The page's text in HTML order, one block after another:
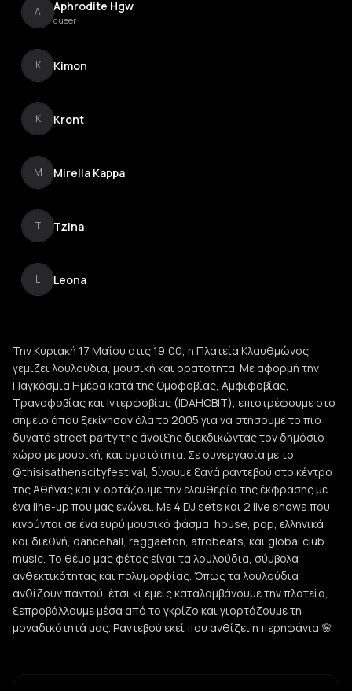
A Aphrodite Hgw
queer
K Kimon
K Kront
M Mirella Kappa
T Tzina
L Leona
Την Κυριακή 17 Μαΐου στις 19:00, η Πλατεία Κλαυθμώνος
γεμίζει λουλούδια, μουσική και ορατότητα. Με αφορμή την
Παγκόσμια Ημέρα κατά της Ομοφοβίας, Αμφιφοβίας,
Τρανσφοβίας και Ιντερφοβίας (IDAHOBIT), επιστρέφουμε στο
σημείο όπου ξεκίνησαν όλα το 2005 για να στήσουμε το πιο
δυνατό street party της άνοιξης διεκδικώντας τον δημόσιο
χώρο με μουσική, και ορατότητα. Σε συνεργασία με το
@thisisathenscityfestival, δίνουμε ξανά ραντεβού στο κέντρο
της Αθήνας και γιορτάζουμε την ελευθερία της έκφρασης με
ένα line-up που μας ενώνει. Με 4 DJ sets και 2 live shows που
κινούνται σε ένα ευρύ μουσικό φάσμα: house, pop, ελληνικά
και διεθνή, dancehall, reggaeton, afrobeats, και global club
music. Το θέμα μας φέτος είναι τα λουλούδια, σύμβολα
ανθεκτικότητας και πολυμορφίας. Όπως τα λουλούδια
ανθίζουν παντού, έτσι κι εμείς καταλαμβάνουμε την πλατεία,
ξεπροβάλλουμε μέσα από το γκρίζο και γιορτάζουμε τη
μοναδικότητά μας. Ραντεβού εκεί που ανθίζει η περηφάνια 🌸